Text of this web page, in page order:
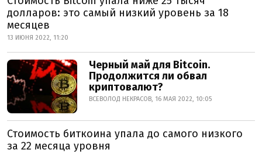
долларов: это самый низкий уровень за 18
месяцев
13 ИЮНЯ 2022, 11:20
Черный май для Bitcoin.
Продолжится ли обвал
криптовалют?
ВСЕВОЛОД НЕКРАСОВ, 16 МАЯ 2022, 10:05
Стоимость биткоина упала до самого низкого
за 22 месяца уровня